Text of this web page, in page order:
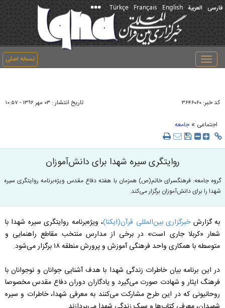
فارسی العربیة English
Français
Türkçe
نسخه اصلی
Toggle
navigation
کد خبر: ۳۶۴۶۰۶۰ تاریخ انتشار : ۰۳ مهر ۱۳۹۶ - ۱۰:۵۷
اجتماعی » جامعه
روایتگری سیره شهدا برای دانش‌آموزان
گروه جامعه: فرهنگسرای خاتم(ص) همزمان با هفته دفاع مقدس ویژه‌برنامه روایتگری سیره
شهدا را برای دانش‌آموزان برگزار می‌کند.
به گزارشخبرگزاری بین‌المللی قرآن(ایکنا)، ویژه‌برنامه روایتگری سیره شهدا با
شعار «کربلا جاری است» در برخی از مدارس منتخب مقاطع راهنمایی و
متوسطه با همکاری واحد فرهنگی آموزش و پرورش منطقه ۱۸ برگزار می‌شود.
‌در این برنامه بیان خاطرات زندگی شهدا با هدف آشنایی جوانان و نوجوانان با
فرهنگ ایثار و شهادت صورت می‌گیرد و یادگاران دوران دفاع مقدس مخصوصا
روحانیونی که در این طرح مشارکت می‌کنند به معرفی شهدا، خاطرات و سیره